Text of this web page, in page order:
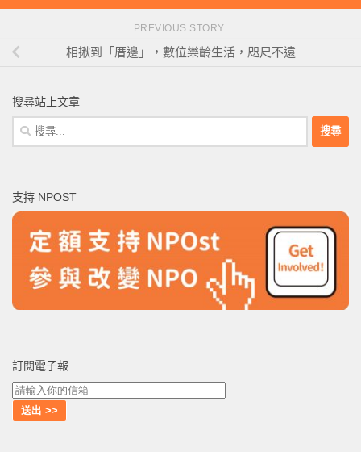
PREVIOUS STORY
相揪到「厝邊」，數位樂齡生活，咫尺不遠
搜尋站上文章
搜
尋
字:
支持 NPOST
訂閱電子報